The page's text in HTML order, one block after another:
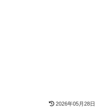
2026年05月28日